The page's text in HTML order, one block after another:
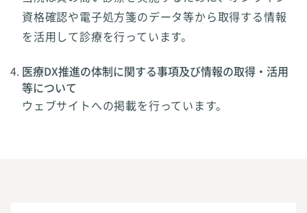
資格確認や電子処方箋のデータ等から取得する情報
を活用して診療を行っています。
医療DX推進の体制に関する事項及び情報の取得・活用
等について
ウェブサイトへの掲載を行っています。